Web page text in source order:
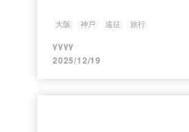
大阪 神戸 遠征 旅行
yyyy
2025/12/19